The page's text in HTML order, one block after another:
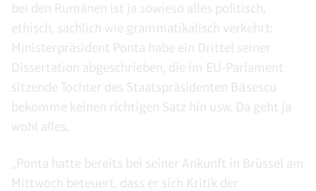
bei den Rumänen ist ja sowieso alles politisch,
ethisch, sachlich wie grammatikalisch verkehrt:
Ministerpräsident Ponta habe ein Drittel seiner
Dissertation abgeschrieben, die im EU-Parlament
sitzende Tochter des Staatspräsidenten Băsescu
bekomme keinen richtigen Satz hin usw. Da geht ja
wohl alles.
„Ponta hatte bereits bei seiner Ankunft in Brüssel am
Mittwoch beteuert, dass er sich Kritik der